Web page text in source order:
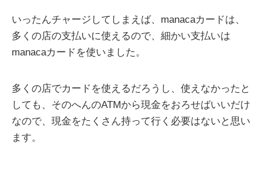
いったんチャージしてしまえば、manacaカードは、
多くの店の支払いに使えるので、細かい支払いは
manacaカードを使いました。
多くの店でカードを使えるだろうし、使えなかったと
しても、そのへんのATMから現金をおろせばいいだけ
なので、現金をたくさん持って行く必要はないと思い
ます。